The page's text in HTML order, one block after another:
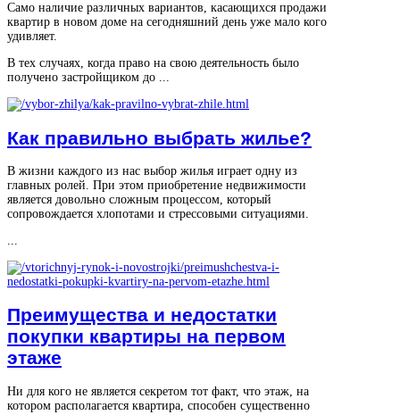
Само наличие различных вариантов, касающихся продажи
квартир в новом доме на сегодняшний день уже мало кого
удивляет.
В тех случаях, когда право на свою деятельность было
получено застройщиком до ...
Как правильно выбрать жилье?
В жизни каждого из нас выбор жилья играет одну из
главных ролей. При этом приобретение недвижимости
является довольно сложным процессом, который
сопровождается хлопотами и стрессовыми ситуациями.
...
Преимущества и недостатки
покупки квартиры на первом
этаже
Ни для кого не является секретом тот факт, что этаж, на
котором располагается квартира, способен существенно